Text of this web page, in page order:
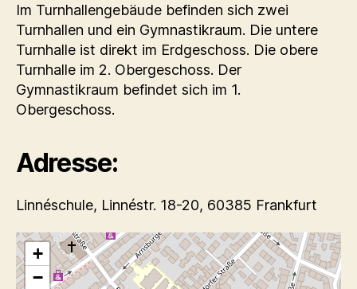
Im Turnhallengebäude befinden sich zwei
Turnhallen und ein Gymnastikraum. Die untere
Turnhalle ist direkt im Erdgeschoss. Die obere
Turnhalle im 2. Obergeschoss. Der
Gymnastikraum befindet sich im 1.
Obergeschoss.
Adresse:
Linnéschule, Linnéstr. 18-20, 60385 Frankfurt
+
−